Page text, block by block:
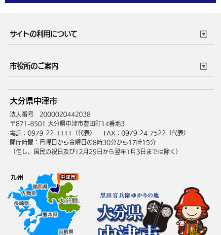
体育施設予約状況 ご意見・ご要望
成人・仕事
住まい・引越 ごみ・環境
健康・医療 障がい・福祉
高齢・介護
サイトの利用について
サイトマップ
市役所のご案内
庁舎地図 組織案内
中津市へのアクセス
大分県中津市
法人番号 2000020442038
〒871-8501 大分県中津市豊田町14番地3
電話：0979-22-1111（代表）
FAX：0979-24-7522（代表）
開庁時間：月曜日から金曜日の8時30分から17時15分
（但し、国民の祝日及び12月29日から翌年1月3日までは除く）